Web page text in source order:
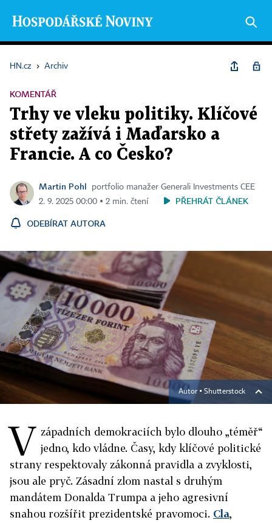
HN.cz › Archiv
KOMENTÁŘ
Trhy ve vleku politiky. Klíčové
střety zažívá i Maďarsko a
Francie. A co Česko?
Martin Pohl
portfolio manažer Generali Investments CEE
2. 9. 2025 00:00 ▪ 2 min. čtení
PŘEHRÁT ČLÁNEK
ODEBÍRAT AUTORA
Autor ▪ Shutterstock
V západních demokraciích bylo dlouho „téměř“
jedno, kdo vládne. Časy, kdy klíčové politické
strany respektovaly zákonná pravidla a zvyklosti,
jsou ale pryč. Zásadní zlom nastal s druhým
mandátem Donalda Trumpa a jeho agresivní
snahou rozšířit prezidentské pravomoci. Cla,